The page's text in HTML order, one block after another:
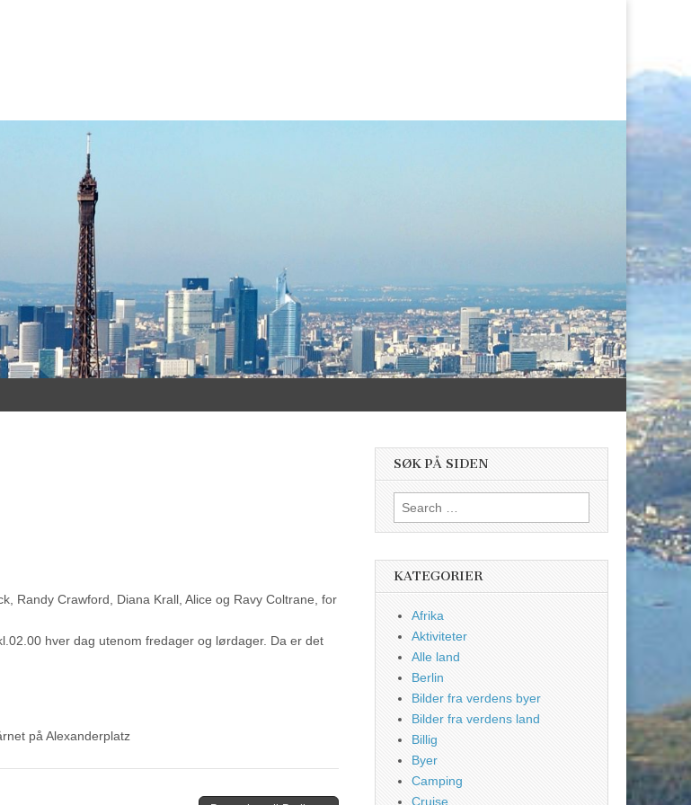
Randy Crawford, Diana Krall, Alice og Ravy Coltrane, for
hver dag utenom fredager og lørdager. Da er det
på Alexanderplatz
SØK PÅ SIDEN
Search
for:
KATEGORIER
Afrika
Aktiviteter
Alle land
Berlin
Bilder fra verdens byer
Bilder fra verdens land
Billig
Byer
Camping
Cruise